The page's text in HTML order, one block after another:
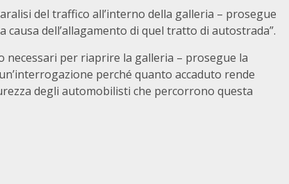
del traffico all’interno della galleria – prosegue
dell’allagamento di quel tratto di autostrada”.
necessari per riaprire la galleria – prosegue la
perché quanto accaduto rende
degli automobilisti che percorrono questa